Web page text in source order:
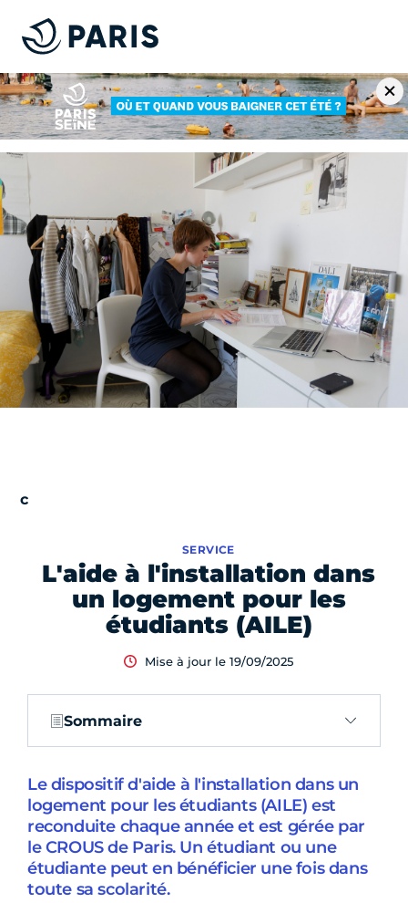
L'aide à l'installation dans
un logement pour les
étudiants (AILE)
SERVICE
Mise à jour le 19/09/2025
Sommaire
Le dispositif d'aide à l'installation dans un
logement pour les étudiants (AILE) est
reconduite chaque année et est gérée par
le CROUS de Paris. Un étudiant ou une
étudiante peut en bénéficier une fois dans
toute sa scolarité.